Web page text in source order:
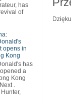
has
of
opens in
Kong
has
a
Kong
.